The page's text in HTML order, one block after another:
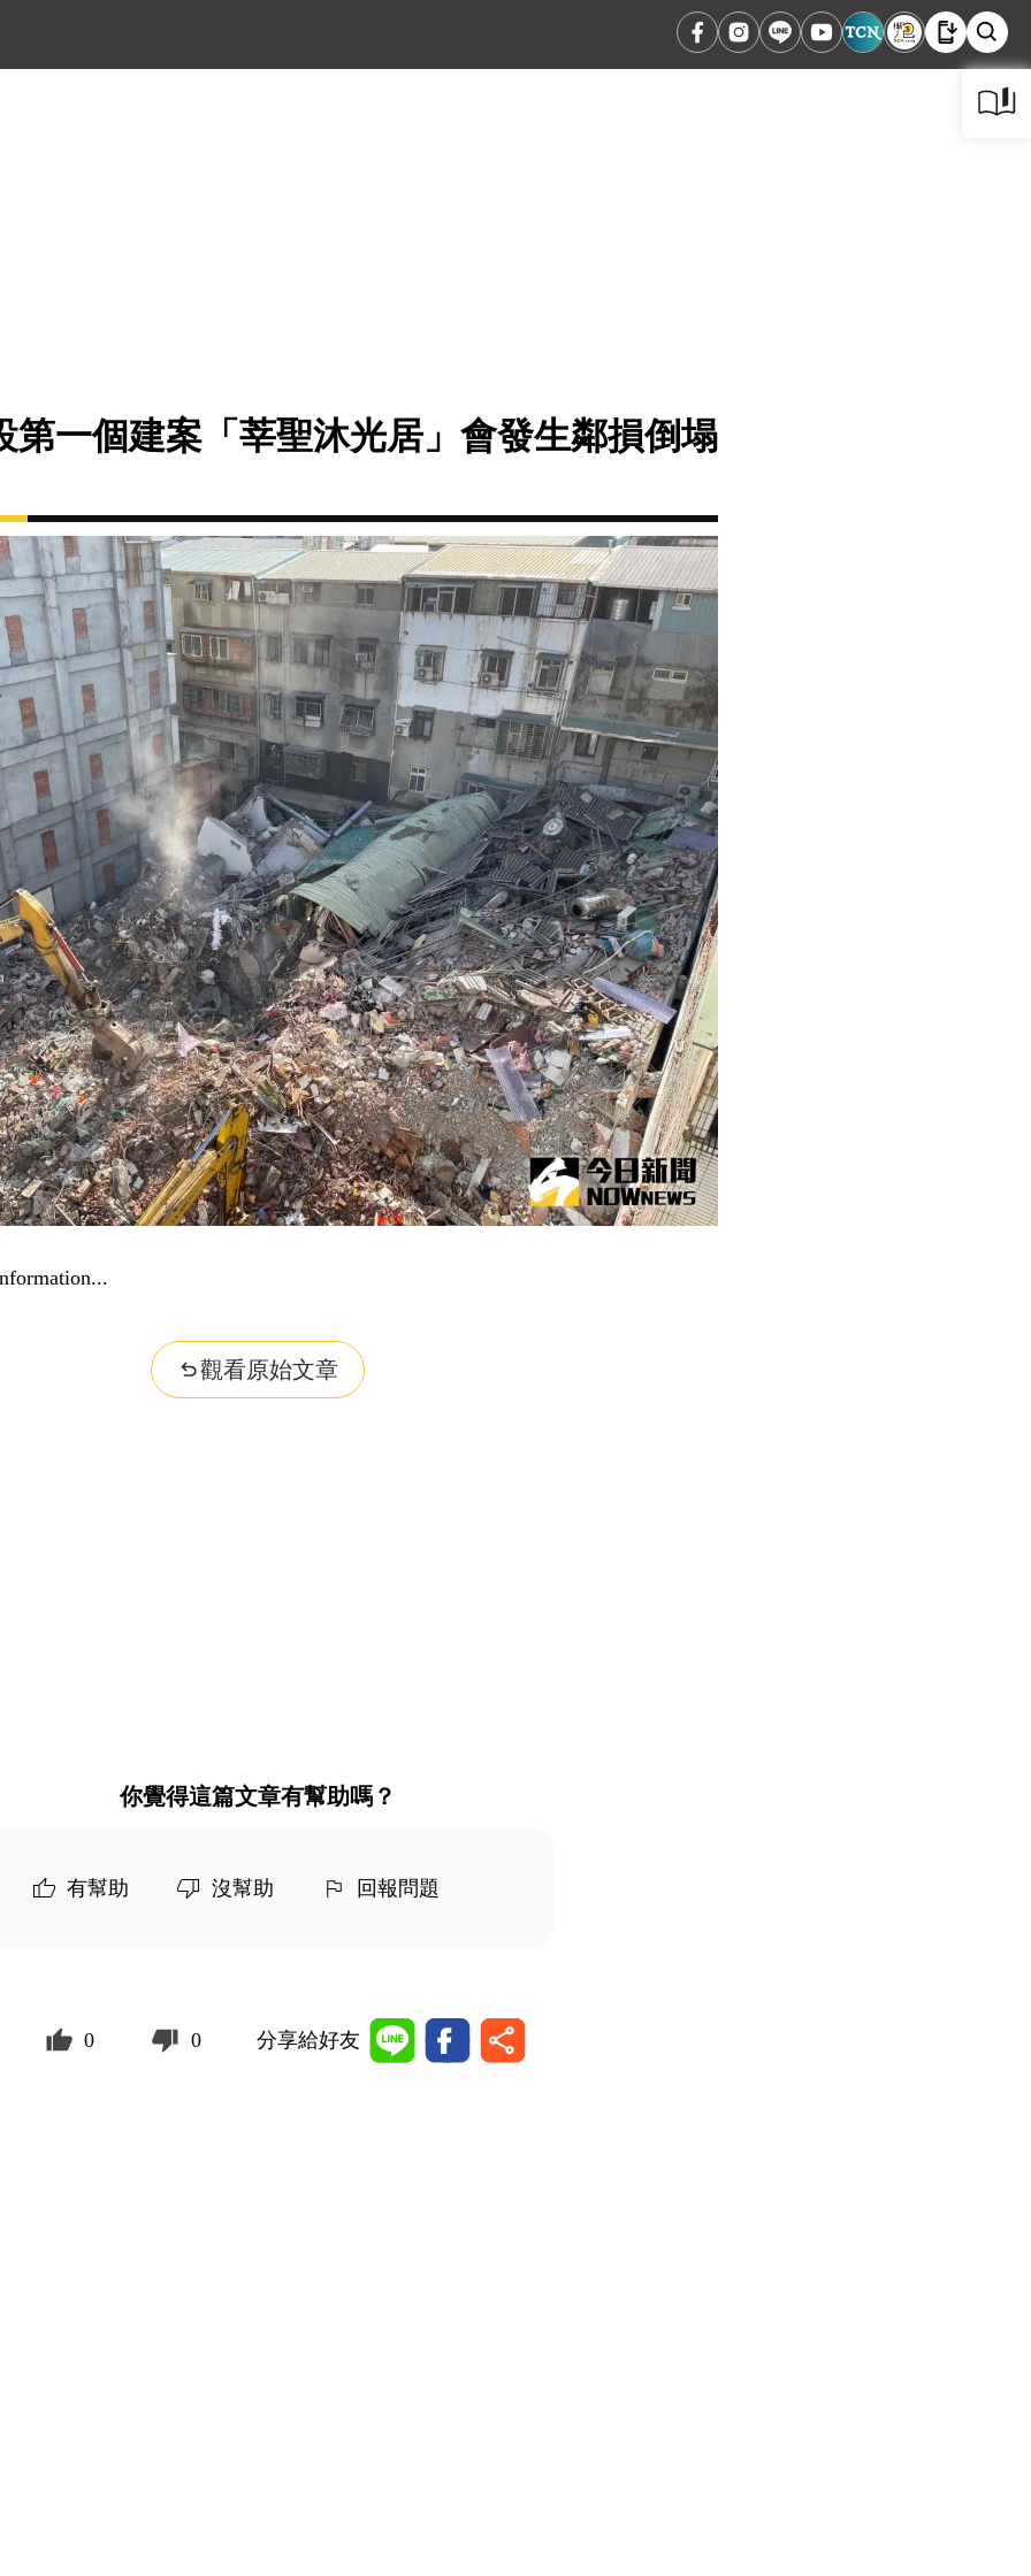
第一個建案「莘聖沐光居」會發生鄰損倒塌
觀看原始文章
你覺得這篇文章有幫助嗎？
有幫助 沒幫助 回報問題
0 0 分享給好友